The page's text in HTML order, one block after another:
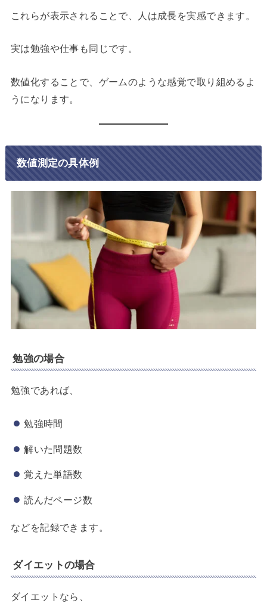
これらが表示されることで、人は成長を実感できます。
実は勉強や仕事も同じです。
数値化することで、ゲームのような感覚で取り組めるよ
うになります。
数値測定の具体例
勉強の場合
勉強であれば、
勉強時間
解いた問題数
覚えた単語数
読んだページ数
などを記録できます。
ダイエットの場合
ダイエットなら、